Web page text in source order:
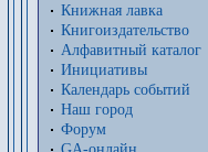
Книжная лавка
Книгоиздательство
Алфавитный каталог
Инициативы
Календарь событий
Наш город
Форум